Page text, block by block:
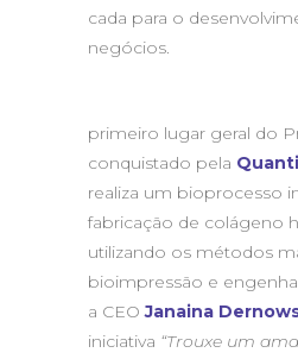
cada para o
negócios.
primeiro lugar geral do
conquistado pela
realiza um bioprocesso
fabricação de colágeno
utilizando os métodos
bioimpressão e
a CEOJanaina
iniciativa “Trouxe um